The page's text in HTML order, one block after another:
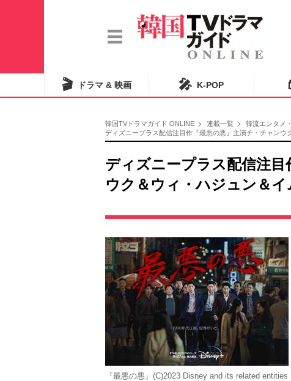
🎬 ドラマ & 映画 🎤 K-POP
韓国TVドラマガイド ONLINE 連載一覧
韓流エンタメ
ディズニープラス配信注目作『最悪の悪』主演チ・チャンウ
ディズニープラス配信注
ウク＆ウィ・ハジュン＆
『最悪の悪』(C)2023 Disney and its related entities